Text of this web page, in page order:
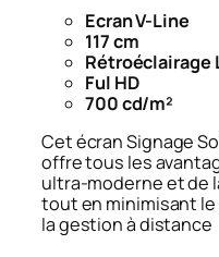
Ecran V-Line
117 cm
Rétroéclairage
Ful HD
700 cd/m²
Cet écran Signage
offre tous les
ultra-moderne et de
tout en minimisant
la gestion à distance